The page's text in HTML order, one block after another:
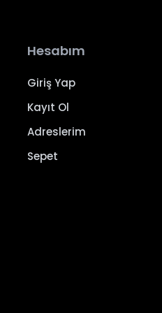
Hesabım
Giriş Yap
Kayıt Ol
Adreslerim
Sepet